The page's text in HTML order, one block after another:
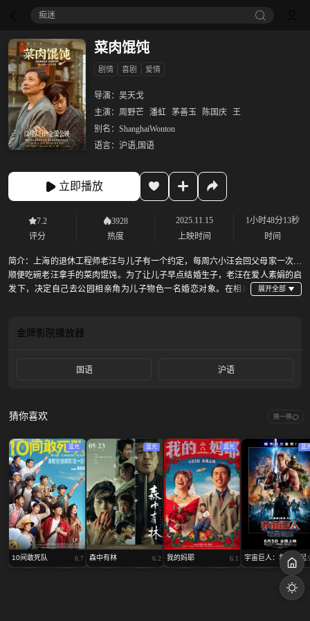
痴迷
菜肉馄饨
剧情 喜剧 爱情
导演： 吴天戈
主演： 周野芒 潘虹 茅善玉 陈国庆 王
别名： ShanghaiWonton
语言： 沪语,国语
立即播放
7.2
评分
3928
热度
2025.11.15
上映时间
1小时48分13秒
时间
简介：上海的退休工程师老汪与儿子有一个约定，每周六小汪会回父母家一次，
顺便吃碗老汪拿手的菜肉馄饨。为了让儿子早点结婚生子，老汪在爱人素娟的启
发下，决定自己去公园相亲角为儿子物色一名婚恋对象。在相亲
金牌影院播放器
国语 沪语
猜你喜欢 换一换
蓝光
10间敢死队 6.7
蓝光
森中有林 6.2
蓝光
我的妈耶 6.1
蓝
宇宙巨人：希曼崛起